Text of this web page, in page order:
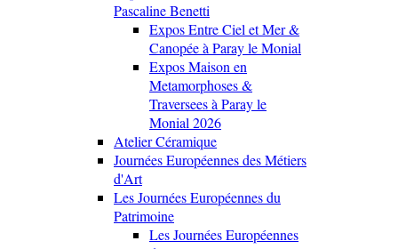
Pascaline Benetti
Expos Entre Ciel et Mer &
Canopée à Paray le Monial
Expos Maison en
Metamorphoses &
Traversees à Paray le
Monial 2026
Atelier Céramique
Journées Européennes des Métiers
d'Art
Les Journées Européennes du
Patrimoine
Les Journées Européennes